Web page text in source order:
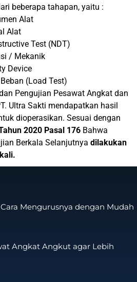
beberapa tahapan, yaitu :
Alat
Alat
Test (NDT)
/ Mekanik
Device
(Load Test)
Pengujian Pesawat Angkat dan
Ultra Sakti mendapatkan hasil
dioperasikan. Sesuai dengan
2020 Pasal 176 Bahwa
Berkala Selanjutnya dilakukan
Mengurusnya dengan Mudah
Angkat Angkut agar Lebih